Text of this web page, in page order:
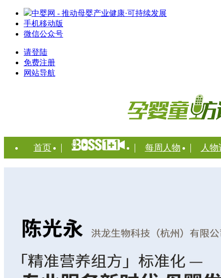
中婴网 - 推动母婴产业健康·可持续发展
手机移动版
微信公众号
请登陆
免费注册
网站导航
首页 每周人物 人